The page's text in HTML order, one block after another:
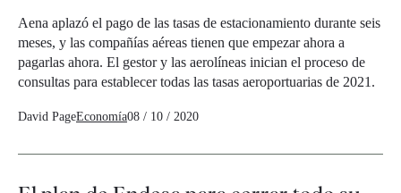
Aena aplazó el pago de las tasas de estacionamiento durante seis
meses, y las compañías aéreas tienen que empezar ahora a
pagarlas ahora. El gestor y las aerolíneas inician el proceso de
consultas para establecer todas las tasas aeroportuarias de 2021.
David PageEconomía08 / 10 / 2020